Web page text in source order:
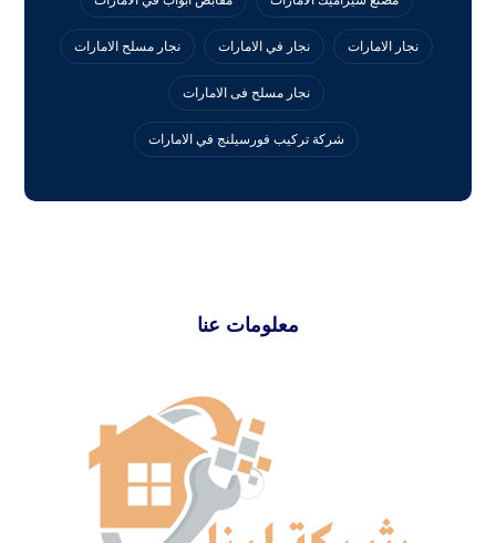
نجار الامارات نجار في الامارات نجار مسلح الامارات
نجار مسلح فى الامارات
‏شركة تركيب فورسيلنج في الامارات
معلومات عنا